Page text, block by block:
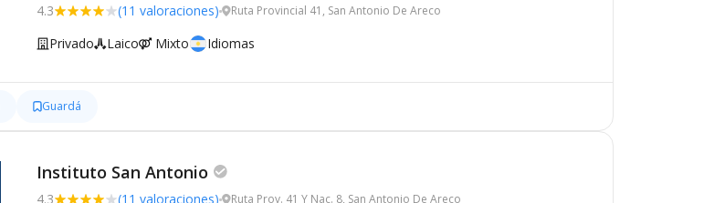
4.3 (11 valoraciones) Ruta Provincial 41, San Antonio De Areco
Privado Laico Mixto Idiomas
Guardá
Instituto San Antonio
4.3 (11 valoraciones) Ruta Prov. 41 Y Nac. 8, San Antonio De Areco